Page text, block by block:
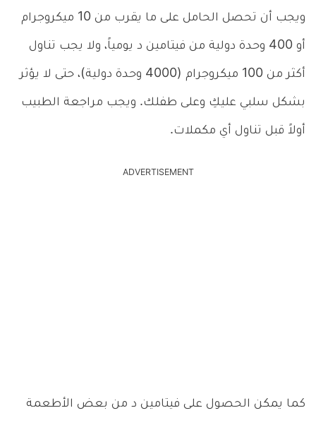
ويجب أن تحصل الحامل على ما يقرب من 10 ميكروجرام
أو 400 وحدة دولية من فيتامين د يومياً، ولا يجب تناول
أكثر من 100 ميكروجرام (4000 وحدة دولية)، حتى لا يؤثر
بشكل سلبي عليكِ وعلى طفلك. ويجب مراجعة الطبيب
أولاً قبل تناول أي مكملات.
ADVERTISEMENT
كما يمكن الحصول على فيتامين د من بعض الأطعمة